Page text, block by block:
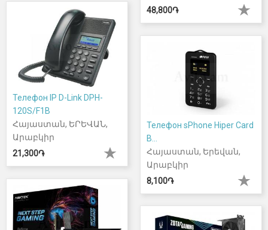
48,800֏
Телефон IP D-Link DPH-
120S/F1B
Հայաստան, ԵՐԵՎԱՆ,
Արաբկիր
21,300֏
Телефон sPhone Hiper Card
B...
Հայաստան, Երեվան,
Արաբկիր
8,100֏